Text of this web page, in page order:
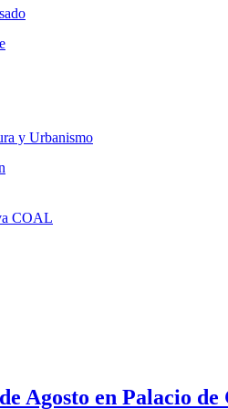
y Urbanismo
COAL
Agosto en Palacio